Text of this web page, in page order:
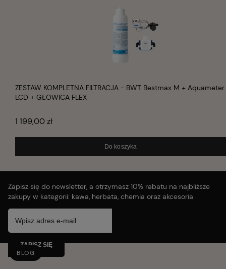
ZESTAW KOMPLETNA FILTRACJA - BWT Bestmax M + Aquameter
LCD + GŁOWICA FLEX
1 199,00 zł
Do koszyka
Zapisz się do newsletter, a otrzymasz 10% rabatu na najbliższe
zakupy w kategorii: kawa, herbata, chemia oraz akcesoria
ZAPISZ SIĘ
BLOG